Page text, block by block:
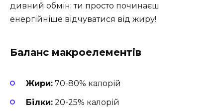
дивний обмін: ти просто починаєш
енергійніше відчуватися від жиру!
Баланс макроелементів
Жири: 70-80% калорій
Білки: 20-25% калорій